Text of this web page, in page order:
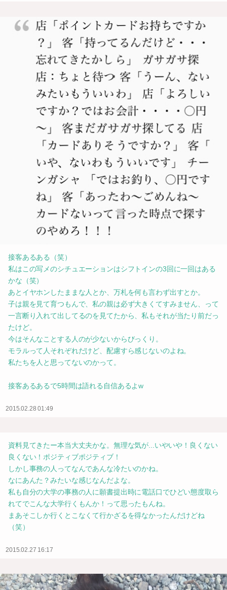
接客あるある（笑）
私はこの写メのシチュエーションはシフトインの3回に一回はある
かな（笑）
あとイヤホンしたままな人とか、万札を何も言わず出すとか。
子は親を見て育つもんで、私の親は必ず大きくてすみません、って
一言断り入れて出してるのを見てたから、私もそれが当たり前だっ
たけど。
今はそんなことする人のが少ないからびっくり。
モラルって人それぞれだけど、配慮すら感じないのよね。
私たちを人と思ってないのかって。
接客あるあるで5時間は語れる自信あるよw
2015.02.28 01:49
資料見てきたー本当大丈夫かな。無理な気が...いやいや！良くない
良くない！ポジティブポジティブ！
しかし事務の人ってなんであんな冷たいのかね。
なにあんた？みたいな感じなんだよな。
私も自分の大学の事務の人に願書提出時に電話口でひどい態度取ら
れてでこんな大学行くもんか！って思ったもんね。
まあそこしか行くとこなくて行かざるを得なかったんだけどね
（笑）
2015.02.27 16:17